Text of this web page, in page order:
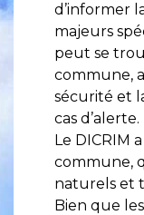
d’informer
majeurs
peut se
commune,
sécurité et
cas d’alerte.
Le DICRIM
commune,
naturels et
Bien que